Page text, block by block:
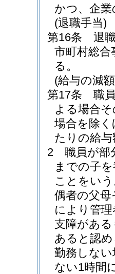
かつ、企
(退職手当)
第16条
退
市町村総合
る。
(給与の減
第17条
職
よる場合
場合を除
たりの給
2
職員が部
までの子
ことをい
偶者の父
により管
支障があ
あると認
勤務しな
ない1時間